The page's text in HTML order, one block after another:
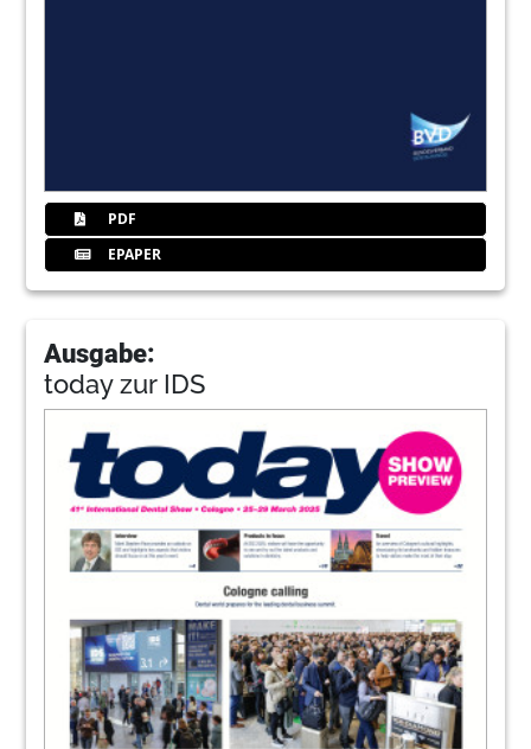
PDF
EPAPER
Ausgabe:
today zur IDS